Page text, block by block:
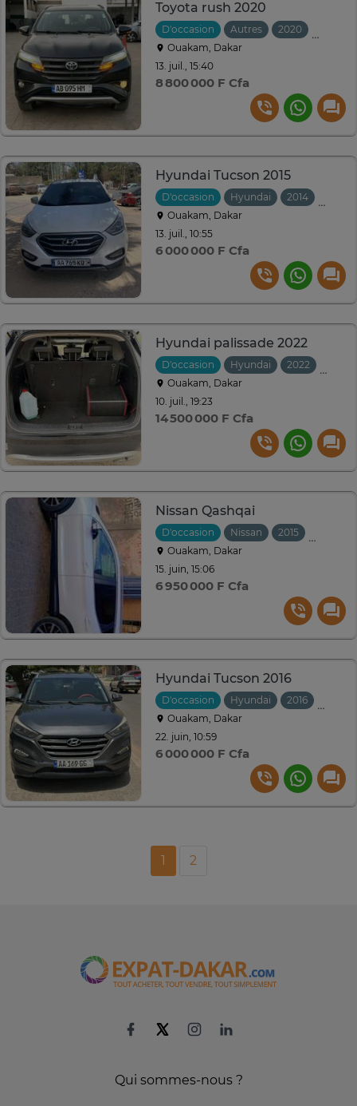
Toyota rush 2020
D'occasion Autres 2020
Ouakam, Dakar
13. juil., 15:40
8 800 000 F Cfa
Hyundai Tucson 2015
D'occasion Hyundai 2014
Ouakam, Dakar
13. juil., 10:55
6 000 000 F Cfa
Hyundai palissade 2022
D'occasion Hyundai 2022
Ouakam, Dakar
10. juil., 19:23
14 500 000 F Cfa
Nissan Qashqai
D'occasion Nissan 2015
Ouakam, Dakar
15. juin, 15:06
6 950 000 F Cfa
Hyundai Tucson 2016
D'occasion Hyundai 2016
Ouakam, Dakar
22. juin, 10:59
6 000 000 F Cfa
1 2
Qui sommes-nous ?